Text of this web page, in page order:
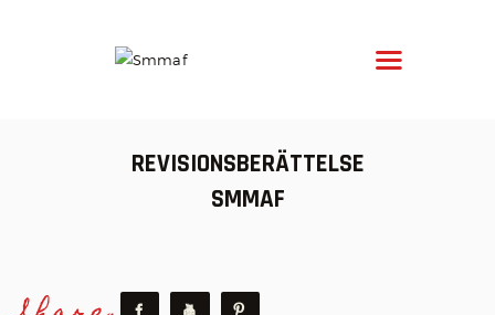
REVISIONSBERÄTTELSE
SMMAF